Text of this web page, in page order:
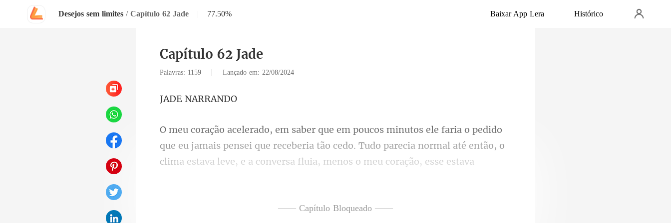
Desejos sem limites / Capítulo 62 Jade | 77.50% Baixar App Lera Histórico
Capítulo 62 Jade
Palavras: 1159 | Lançado em: 22/08/2024
NAR
ão cedo. Tudo parecia normal até então, o
clima estava leve, e a conversa fluia, menos o meu coração, esse esta
—— Capítulo Bloqueado ——